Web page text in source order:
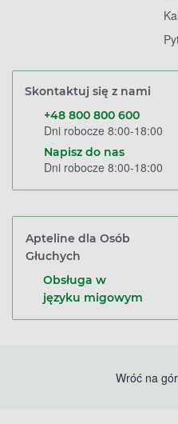
Skontaktuj się z nami
+48 800 800 600
Dni robocze 8:00-18:00
Napisz do nas
Dni robocze 8:00-18:00
Apteline dla Osób
Głuchych
Obsługa w
języku migowym
Wróć na